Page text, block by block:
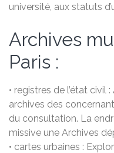
université, aux statuts
Archives
Paris :
• registres de l’état
archives des
du consultation. La
missive une Archives
• cartes urbaines :